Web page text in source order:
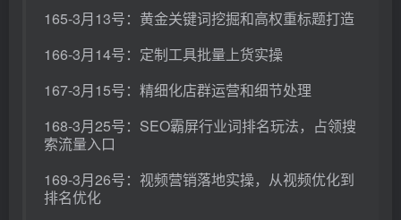
165-3月13号：黄金关键词挖掘和高权重标题打造
166-3月14号：定制工具批量上货实操
167-3月15号：精细化店群运营和细节处理
168-3月25号：SEO霸屏行业词排名玩法，占领搜
索流量入口
169-3月26号：视频营销落地实操，从视频优化到
排名优化